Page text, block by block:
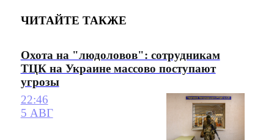
ЧИТАЙТЕ ТАКЖЕ
Охота на "людоловов": сотрудникам
ТЦК на Украине массово поступают
угрозы
22:46
5 АВГ